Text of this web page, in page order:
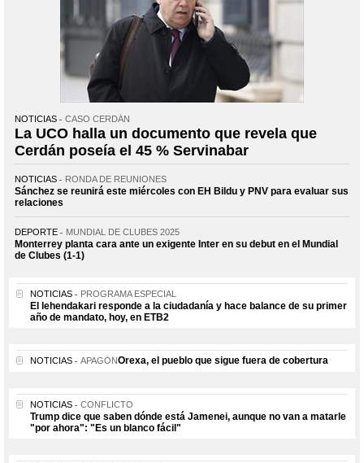
NOTICIAS CASO CERDÁN
La UCO halla un documento que revela que
Cerdán poseía el 45 % Servinabar
NOTICIAS RONDA DE REUNIONES
Sánchez se reunirá este miércoles con EH Bildu y PNV para evaluar sus
relaciones
DEPORTE MUNDIAL DE CLUBES 2025
Monterrey planta cara ante un exigente Inter en su debut en el Mundial
de Clubes (1-1)
NOTICIAS PROGRAMA ESPECIAL
El lehendakari responde a la ciudadanía y hace balance de su primer
año de mandato, hoy, en ETB2
NOTICIAS APAGÓNOrexa, el pueblo que sigue fuera de cobertura
NOTICIAS CONFLICTO
Trump dice que saben dónde está Jamenei, aunque no van a matarle
"por ahora": "Es un blanco fácil"